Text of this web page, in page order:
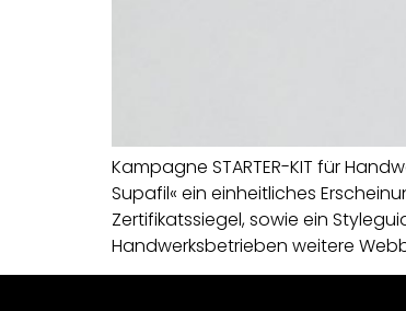
Kampagne STARTER-KIT für
Supafil« ein einheitliches
Zertifikatssiegel, ­sowie ein
Handwerksbetrieben weitere